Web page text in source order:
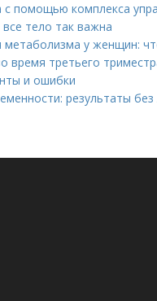
с помощью комплекса
тело так важна
у женщин:
время третьего
и ошибки
результаты без